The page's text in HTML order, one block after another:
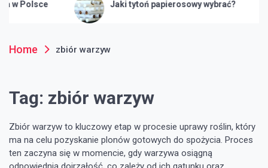
Jaki tytoń papierosowy wybrać?
Home zbiór warzyw
Tag: zbiór warzyw
Zbiór warzyw to kluczowy etap w procesie uprawy roślin, który
ma na celu pozyskanie plonów gotowych do spożycia. Proces
ten zaczyna się w momencie, gdy warzywa osiągną